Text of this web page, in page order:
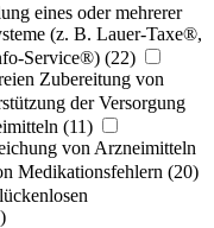
eines oder mehrerer
(z. B. Lauer-Taxe®,
Service®) (22)
Zubereitung von
der Versorgung
(11)
von Arzneimitteln
Medikationsfehlern (20)